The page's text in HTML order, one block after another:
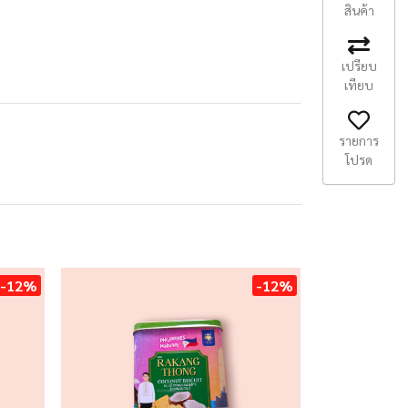
-12% -12%
สินค้า
เปรียบ
เทียบ
รายการ
โปรด